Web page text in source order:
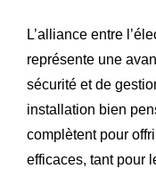
L’alliance entre
représente une
sécurité et de
installation bien
complètent pour
efficaces, tant pour